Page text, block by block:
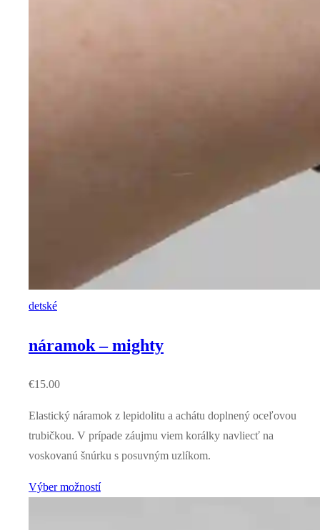
detské
náramok – mighty
€15.00
Elastický náramok z lepidolitu a achátu doplnený oceľovou
trubičkou. V prípade záujmu viem korálky navliecť na
voskovanú šnúrku s posuvným uzlíkom.
Výber možností